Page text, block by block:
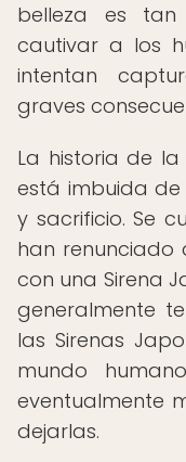
belleza es tan
cautivar a los
intentan
graves
La historia de
está imbuida
y sacrificio. Se
han
con una Sirena
generalmente
las Sirenas
mundo
eventualmente
dejarlas.